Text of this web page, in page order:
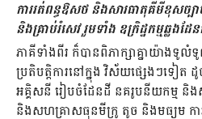
ការរត់ពន្ធឱសថ និងសារធាតុគីមីខុសច្បា
និងគ្រាប់រំសេវ រួមទាំង ឧក្រិដ្ឋកម្មឆ្លងដែ
ភាគីទាំងពីរ ក៏បានពិភាក្សាគ្នាយ៉ាងទូ
ប្រតិបត្តិការនៅក្នុង វិស័យផ្សេងៗទៀត ដូ
អគ្គិសនី រៀបចំដែនដី នគរូបនីយកម្ម
និងសហគ្រាសធុនមីក្រូ តូច និងមធ្យម ក